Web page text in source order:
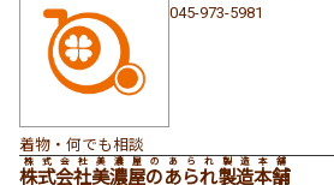
045-973-5981
着物・何でも相談
株式会社美濃屋のあられ製造本舗
株式会社美濃屋のあられ製造本舗